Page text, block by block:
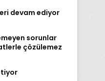
devam ediyor
sorunlar
çözülemez